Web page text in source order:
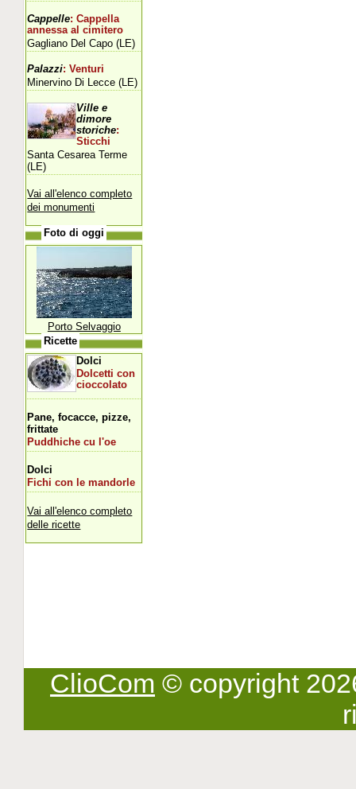
Cappelle: Cappella
annessa al cimitero
Gagliano Del Capo (LE)
Palazzi: Venturi
Minervino Di Lecce (LE)
Ville e
dimore
storiche:
Sticchi
Santa Cesarea Terme
(LE)
Vai all'elenco completo
dei monumenti
Foto di oggi
Porto Selvaggio
Ricette
Dolci
Dolcetti con
cioccolato
Pane, focacce, pizze,
frittate
Puddhiche cu l'oe
Dolci
Fichi con le mandorle
Vai all'elenco completo
delle ricette
ClioCom © copyright